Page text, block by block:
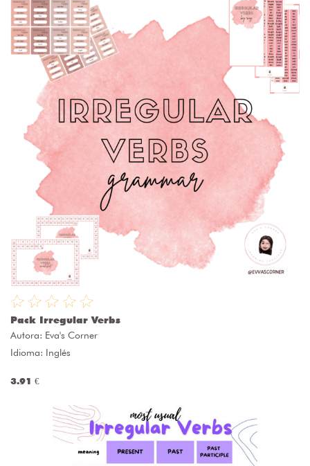
Pack Irregular Verbs
Autora: Eva's Corner
Idioma: Inglés
3.91 €